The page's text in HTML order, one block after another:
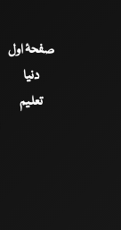
صفحۂ اول
دنیا
تعلیم